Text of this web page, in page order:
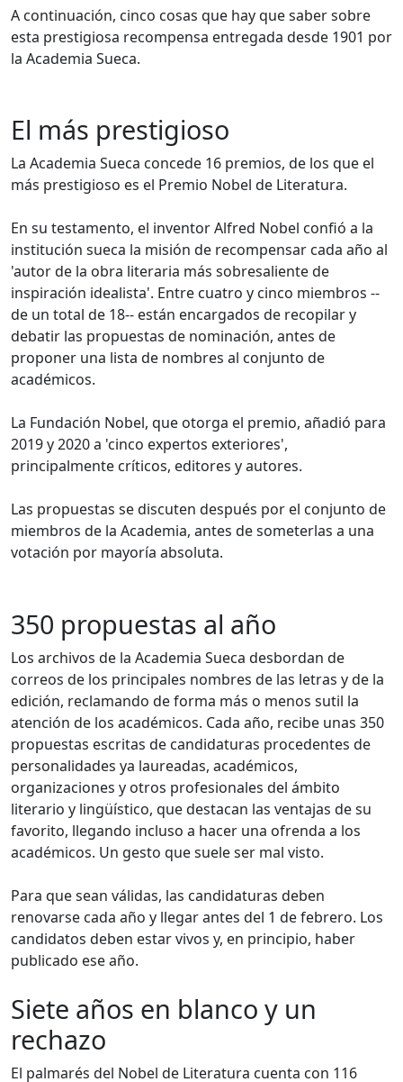
A continuación, cinco cosas que hay que saber sobre
esta prestigiosa recompensa entregada desde 1901 por
la Academia Sueca.
El más prestigioso
La Academia Sueca concede 16 premios, de los que el
más prestigioso es el Premio Nobel de Literatura.
En su testamento, el inventor Alfred Nobel confió a la
institución sueca la misión de recompensar cada año al
'autor de la obra literaria más sobresaliente de
inspiración idealista'. Entre cuatro y cinco miembros --
de un total de 18-- están encargados de recopilar y
debatir las propuestas de nominación, antes de
proponer una lista de nombres al conjunto de
académicos.
La Fundación Nobel, que otorga el premio, añadió para
2019 y 2020 a 'cinco expertos exteriores',
principalmente críticos, editores y autores.
Las propuestas se discuten después por el conjunto de
miembros de la Academia, antes de someterlas a una
votación por mayoría absoluta.
350 propuestas al año
Los archivos de la Academia Sueca desbordan de
correos de los principales nombres de las letras y de la
edición, reclamando de forma más o menos sutil la
atención de los académicos. Cada año, recibe unas 350
propuestas escritas de candidaturas procedentes de
personalidades ya laureadas, académicos,
organizaciones y otros profesionales del ámbito
literario y lingüístico, que destacan las ventajas de su
favorito, llegando incluso a hacer una ofrenda a los
académicos. Un gesto que suele ser mal visto.
Para que sean válidas, las candidaturas deben
renovarse cada año y llegar antes del 1 de febrero. Los
candidatos deben estar vivos y, en principio, haber
publicado ese año.
Siete años en blanco y un
rechazo
El palmarés del Nobel de Literatura cuenta con 116